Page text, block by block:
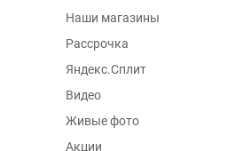
Наши магазины
Рассрочка
Яндекс.Сплит
Видео
Живые фото
Акции